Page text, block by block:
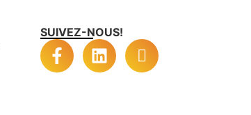
SUIVEZ-NOUS!